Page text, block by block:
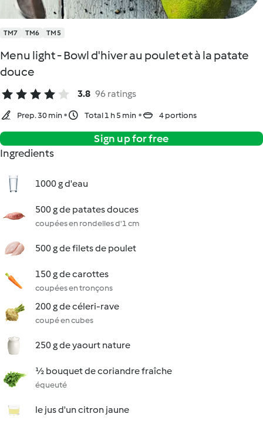
TM7 TM6 TM5
Menu light - Bowl d'hiver au poulet et à la patate
douce
3.8 96 ratings
Prep. 30 min Total 1 h 5 min 4 portions
Sign up for free
Ingredients
1000 g d'eau
500 g de patates douces
coupées en rondelles d'1 cm
500 g de filets de poulet
150 g de carottes
coupées en tronçons
200 g de céleri-rave
coupé en cubes
250 g de yaourt nature
½ bouquet de coriandre fraîche
équeuté
le jus d'un citron jaune